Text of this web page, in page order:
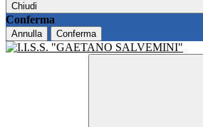
Chiudi
Conferma
Annulla Conferma